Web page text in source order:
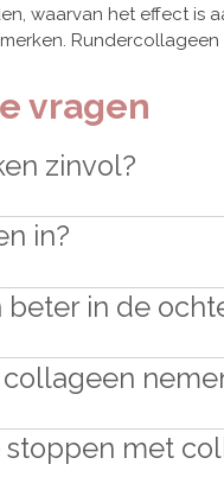
waarvan het effect is
vragen
zinvol?
in?
in de
stoppen met